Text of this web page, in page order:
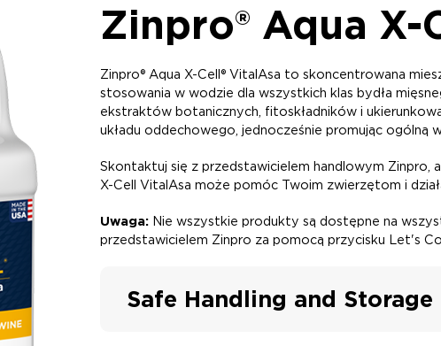
Zinpro® Aqua X-
Zinpro® Aqua X-Cell® VitalAsa to skoncentrowana
stosowania w wodzie dla wszystkich klas bydła
ekstraktów botanicznych, fitoskładników i
układu oddechowego, jednocześnie promując
Skontaktuj się z przedstawicielem handlowym Zinpro,
X-Cell VitalAsa może pomóc Twoim zwierzętom i
Uwaga: Nie wszystkie produkty są dostępne na
przedstawicielem Zinpro za pomocą przycisku Let's
Safe Handling and Storage